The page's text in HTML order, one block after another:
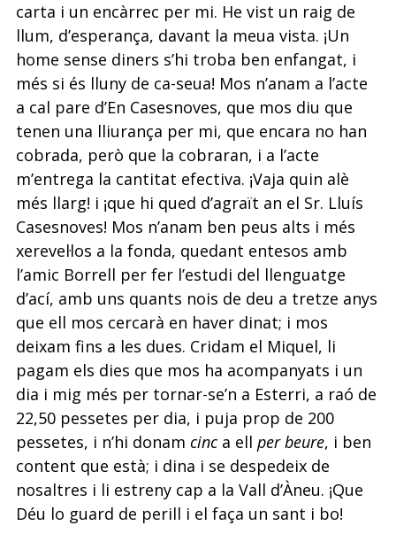
carta i un encàrrec per mi. He vist un raig de
llum, d’esperança, davant la meua vista. ¡Un
home sense diners s’hi troba ben enfangat, i
més si és lluny de ca-seua! Mos n’anam a l’acte
a cal pare d’En Casesnoves, que mos diu que
tenen una lliurança per mi, que encara no han
cobrada, però que la cobraran, i a l’acte
m’entrega la cantitat efectiva. ¡Vaja quin alè
més llarg! i ¡que hi qued d’agraït an el Sr. Lluís
Casesnoves! Mos n’anam ben peus alts i més
xerevel·los a la fonda, quedant entesos amb
l’amic Borrell per fer l’estudi del llenguatge
d’ací, amb uns quants nois de deu a tretze anys
que ell mos cercarà en haver dinat; i mos
deixam fins a les dues. Cridam el Miquel, li
pagam els dies que mos ha acompanyats i un
dia i mig més per tornar-se’n a Esterri, a raó de
22,50 pessetes per dia, i puja prop de 200
pessetes, i n’hi donam cinc a ell per beure, i ben
content que està; i dina i se despedeix de
nosaltres i li estreny cap a la Vall d’Àneu. ¡Que
Déu lo guard de perill i el faça un sant i bo!